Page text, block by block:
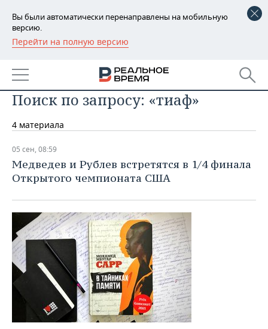
Вы были автоматически перенаправлены на мобильную
версию.
Перейти на полную версию
РЕГИОНЫ
БАШКОРТОСТАН
ТАТАРСТАН
УДМУРТИЯ
НОВОСТИ
АНАЛИТИКА
НОВОСТИ АНАЛИТИКИ
ДЕКЛАРАЦИИ О ДОХОДАХ
КОРОЛИ ГОСЗАКАЗА ПФО
КОМУ ПРИНАДЛЕЖАТ
ТОРГОВЫЕ ЦЕНТРЫ
ТАТАРСТАНА
ЭКОНОМИКА
НОВОСТИ ЭКОНОМИКИ
ФИНАНСЫ
БЮДЖЕТ
ИНВЕСТИЦИИ
ПРОМЫШЛЕННОСТЬ
НОВОСТИ
АГРОПРОМ
МАШИНОСТРОЕНИЕ
НЕФТЕХИМИЯ
НЕФТЬ
НЕДВИЖИМОСТЬ
НОВОСТИ АВТО
БИЗНЕС
НОВОСТИ БИЗНЕСА
РОЗНИЧНАЯ ТОРГОВЛЯ
ТРАНСПОРТ
ТЕХНОЛОГИИ
НОВОСТИ ТЕХНОЛОГИЙ
МЕРОПРИЯТИЯ
НОВОСТИ МЕРОПРИЯТИЙ
СПОРТ
Поиск по запросу: «тиаф»
4 материала
05 сен, 08:59
Медведев и Рублев встретятся в 1/4 финала
Открытого чемпионата США